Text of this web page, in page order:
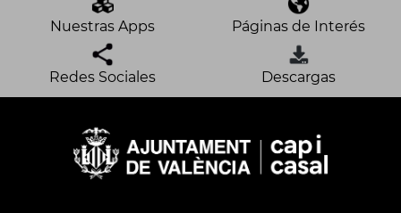
Nuestras Apps Páginas de Interés
Redes Sociales Descargas